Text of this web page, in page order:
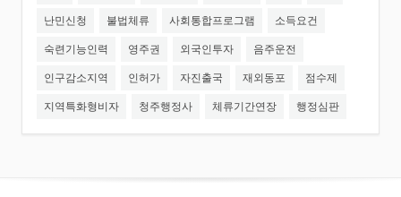
난민신청
불법체류 사회통합프로그램
소득요건
숙련기능인력
영주권 외국인투자
음주운전
인구감소지역
인허가 자진출국 재외동포
점수제
지역특화형비자
청주행정사 체류기간연장 행정심판